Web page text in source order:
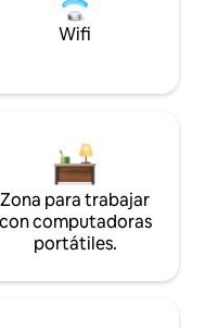
Wifi
Zona para trabajar
con computadoras
portátiles.